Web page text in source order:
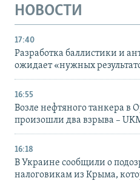
НОВОСТИ
17:40
Разработка баллистики и
ожидает «нужных
16:55
Возле нефтяного танкера в
произошли два взрыва –
16:18
В Украине сообщили о
налоговикам из Крыма,